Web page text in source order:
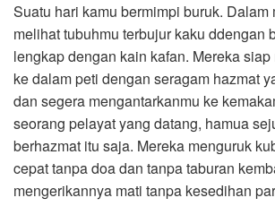
Suatu hari kamu bermimpi buruk. Dalam
melihat tubuhmu terbujur kaku ddengan
lengkap dengan kain kafan. Mereka
ke dalam peti dengan seragam hazmat
dan segera mengantarkanmu ke
seorang pelayat yang datang, hamua
berhazmat itu saja. Mereka menguruk
cepat tanpa doa dan tanpa taburan
mengerikannya mati tanpa kesedihan